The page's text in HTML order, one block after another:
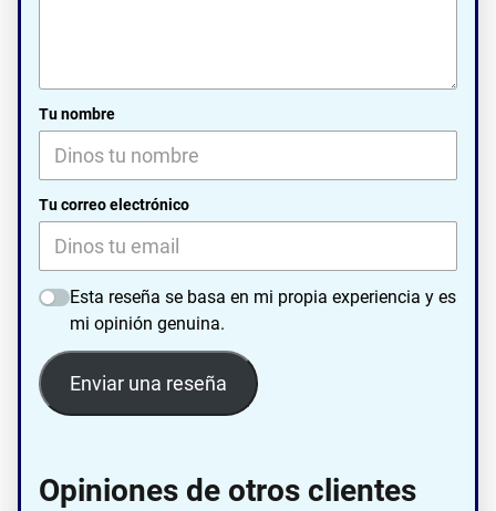
Tu nombre
Tu correo electrónico
Esta reseña se basa en mi propia experiencia y es
mi opinión genuina.
Enviar una reseña
Opiniones de otros clientes